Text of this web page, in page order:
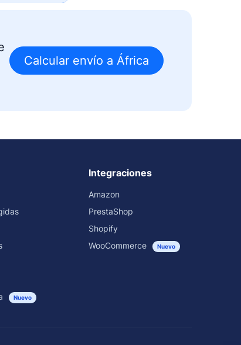
Calcular envío a África
Nuevo
Integraciones
Amazon
PrestaShop
Shopify
WooCommerce
Nuevo